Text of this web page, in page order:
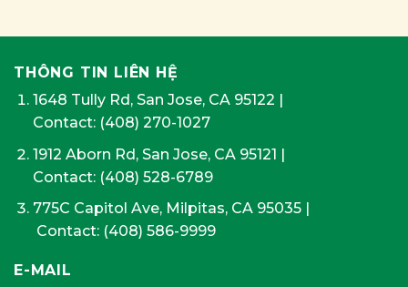
THÔNG TIN LIÊN HỆ
1648 Tully Rd, San Jose, CA 95122 |
Contact: (408) 270-1027
1912 Aborn Rd, San Jose, CA 95121 |
Contact: (408) 528-6789
775C Capitol Ave, Milpitas, CA 95035|
Contact: (408) 586-9999
E-MAIL